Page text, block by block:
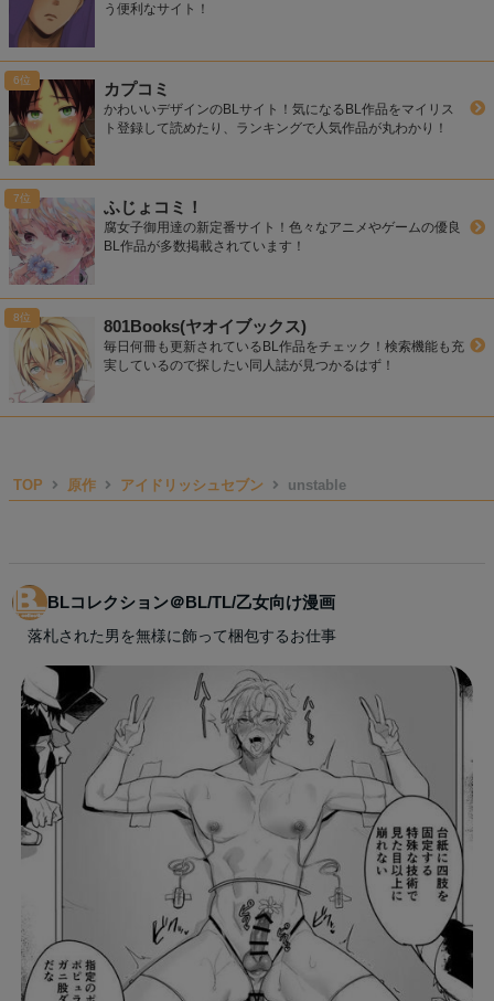
う便利なサイト！
カプコミ
かわいいデザインのBLサイト！気になるBL作品をマイリス
ト登録して読めたり、ランキングで人気作品が丸わかり！
ふじょコミ！
腐女子御用達の新定番サイト！色々なアニメやゲームの優良
BL作品が多数掲載されています！
801Books(ヤオイブックス)
毎日何冊も更新されているBL作品をチェック！検索機能も充
実しているので探したい同人誌が見つかるはず！
TOP 原作 アイドリッシュセブン unstable
BLコレクション＠BL/TL/乙女向け漫画
落札された男を無様に飾って梱包するお仕事